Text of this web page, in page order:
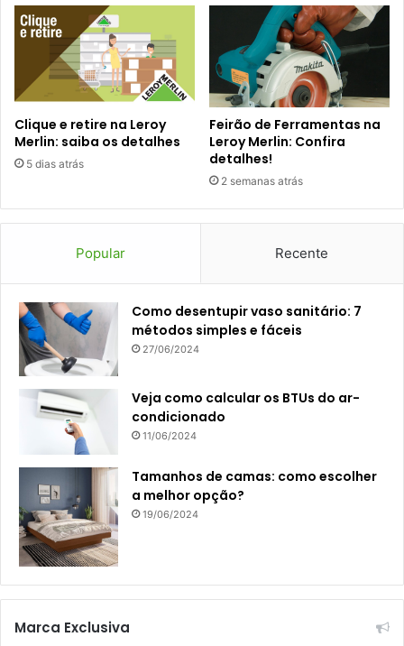
Clique e retire na Leroy
Merlin: saiba os detalhes
5 dias atrás
Feirão de Ferramentas na
Leroy Merlin: Confira
detalhes!
2 semanas atrás
Popular Recente
Como desentupir vaso sanitário: 7
métodos simples e fáceis
27/06/2024
Veja como calcular os BTUs do ar-
condicionado
11/06/2024
Tamanhos de camas: como escolher
a melhor opção?
19/06/2024
Marca Exclusiva